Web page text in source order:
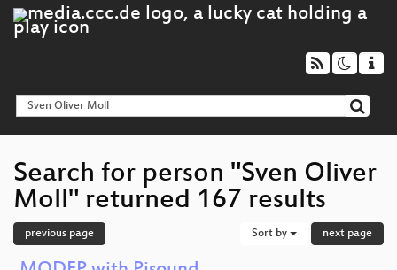
Search for person "Sven Oliver
Moll" returned 167 results
previous page Sort by next page